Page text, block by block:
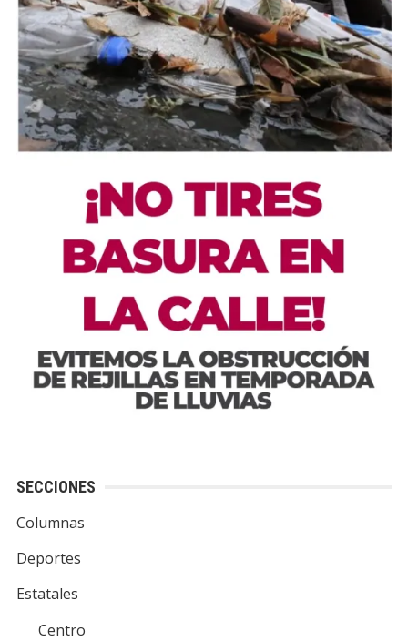
SECCIONES
Columnas
Deportes
Estatales
Centro